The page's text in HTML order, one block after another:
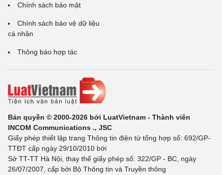
Chính sách bảo mật
Chính sách bảo vệ dữ liệu
cá nhân
Thông báo hợp tác
Bản quyền © 2000-2026 bởi LuatVietnam - Thành viên
INCOM Communications ., JSC
Giấy phép thiết lập trang Thông tin điện tử tổng hợp số: 692/GP-
TTĐT cấp ngày 29/10/2010 bởi
Sở TT-TT Hà Nội, thay thế giấy phép số: 322/GP - BC, ngày
26/07/2007, cấp bởi Bộ Thông tin và Truyền thông